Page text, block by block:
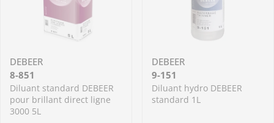
DEBEER
8-851
Diluant standard DEBEER
pour brillant direct ligne
3000 5L
DEBEER
9-151
Diluant hydro DEBEER
standard 1L